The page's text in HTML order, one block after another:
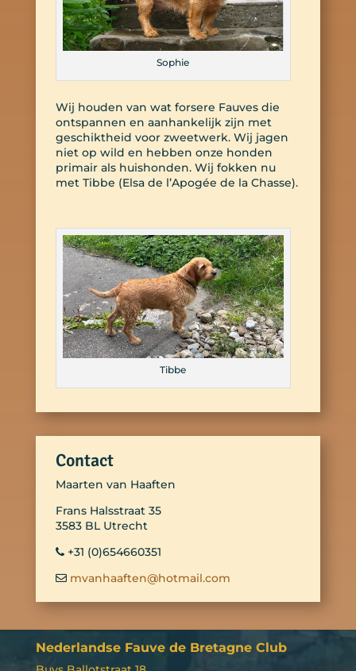
Sophie
Wij houden van wat forsere Fauves die
ontspannen en aanhankelijk zijn met
geschiktheid voor zweetwerk. Wij jagen
niet op wild en hebben onze honden
primair als huishonden. Wij fokken nu
met Tibbe (Elsa de l’Apogée de la Chasse).
Tibbe
Contact
Maarten van Haaften
Frans Halsstraat 35
3583 BL Utrecht
+31 (0)654660351
mvanhaaften@hotmail.com
Nederlandse Fauve de Bretagne Club